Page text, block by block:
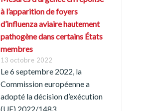
à l’apparition de foyers
d’influenza aviaire hautement
pathogène dans certains États
membres
13 octobre 2022
Le 6 septembre 2022, la
Commission européenne a
adopté la décision d’exécution
(UE) 2022/1483...